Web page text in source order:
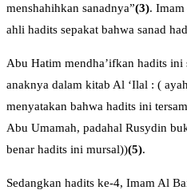
menshahihkan sanadnya”(3).
ahli hadits sepakat bahwa sanad
Abu Hatim mendha’ifkan hadits
anaknya dalam kitab Al ‘Ilal : (
menyatakan bahwa hadits ini
Abu Umamah, padahal Rusydin
benar hadits ini mursal))(5).
Sedangkan hadits ke-4, Imam Al